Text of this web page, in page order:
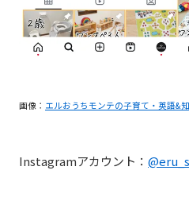
画像： エルおうちモンテの子育て・英語&
Instagramアカウント：